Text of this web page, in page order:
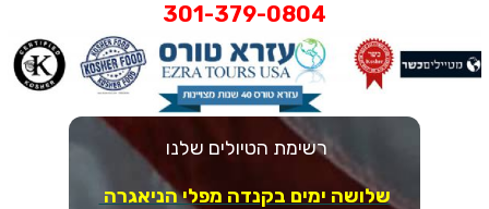
רשימת הטיולים שלנו
שלושה ימים בקנדה מפלי הניאגרה
301-379-0804